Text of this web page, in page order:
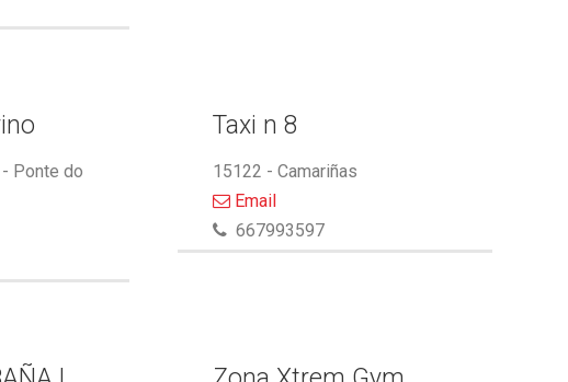
Ponte do
Taxi n 8
15122 - Camariñas
Email
667993597